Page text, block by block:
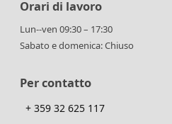
Orari di lavoro
Lun--ven 09:30 – 17:30
Sabato e domenica: Chiuso
Per contatto
+ 359 32 625 117